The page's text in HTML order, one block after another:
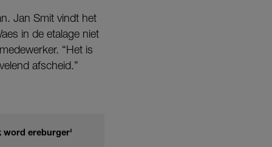
Jan Smit vindt het
in de etalage niet
“Het is
afscheid.”
word ereburger'